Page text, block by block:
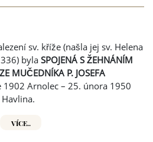
sv. kříže (našla jej sv. Helena
byla SPOJENÁ S ŽEHNÁNÍM
MUČEDNÍKA P. JOSEFA
1902 Arnolec – 25. února 1950
VÍCE..